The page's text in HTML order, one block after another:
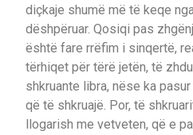
diçkaje shumë më të keqe
dëshpëruar. Qosiqi pas
është fare rrëfim i sinqertë,
tërhiqet për tërë jetën, të
shkruante libra, nëse ka
që të shkruajë. Por, të
llogarish me vetveten, që e